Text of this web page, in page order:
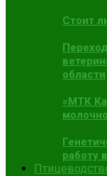
Стоит
области
«МТК
работу